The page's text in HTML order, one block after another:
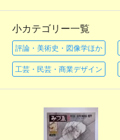
小カテゴリー一覧
評論・美術史・図像学ほか
工芸・民芸・商業デザイン